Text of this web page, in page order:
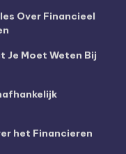
Over Financieel
Je Moet Weten Bij
het Financieren